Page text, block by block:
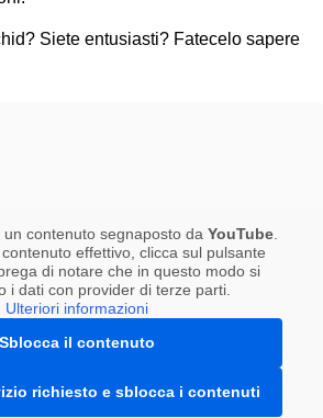
Siete entusiasti? Fatecelo sapere
un contenuto segnaposto da YouTube.
effettivo, clicca sul pulsante
di notare che in questo modo si
i dati con provider di terze parti.
Ulteriori informazioni
Sblocca il contenuto
richiesto e sblocca i contenuti